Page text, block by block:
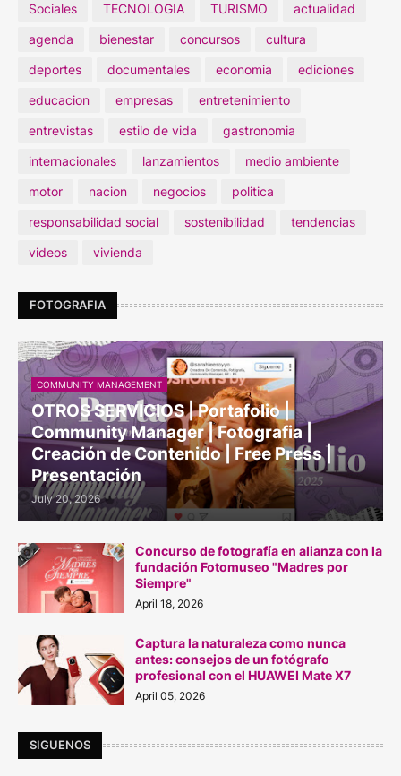
Sociales
TECNOLOGIA TURISMO
actualidad
agenda
bienestar concursos
cultura
deportes
documentales economia
ediciones
educacion
empresas
entretenimiento
entrevistas
estilo de vida
gastronomia
internacionales
lanzamientos
medio ambiente
motor
nacion negocios
politica
responsabilidad social
sostenibilidad
tendencias
videos
vivienda
FOTOGRAFIA
COMMUNITY MANAGEMENT
OTROS SERVICIOS | Portafolio |
Community Manager | Fotografia |
Creación de Contenido | Free Press |
Presentación
July 20, 2026
Concurso de fotografía en alianza con la
fundación Fotomuseo "Madres por
Siempre"
April 18, 2026
Captura la naturaleza como nunca
antes: consejos de un fotógrafo
profesional con el HUAWEI Mate X7
April 05, 2026
SIGUENOS